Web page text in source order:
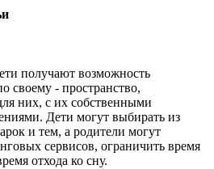
получают возможность
своему - пространство,
них, с их собственными
Дети могут выбирать из
и тем, а родители могут
сервисов, ограничить время
отхода ко сну.